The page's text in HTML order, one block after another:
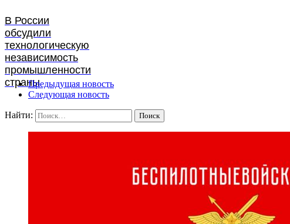
В России
обсудили
технологическую
независимость
промышленности
страныПредыдущая новость
Следующая новость
Найти: